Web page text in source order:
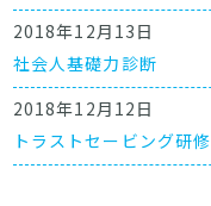
2018年12月13日
社会人基礎力診断
2018年12月12日
トラストセービング研修